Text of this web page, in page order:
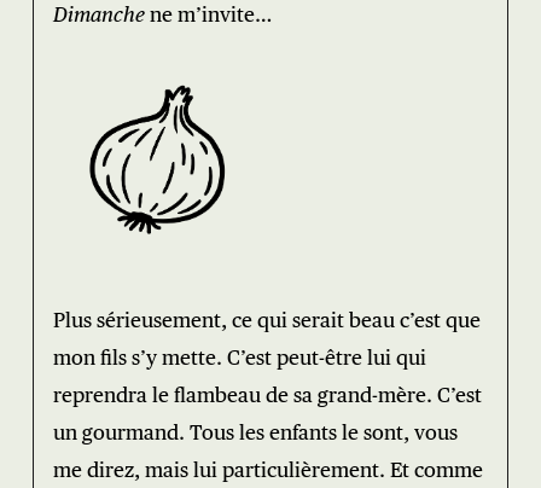
Dimanchene m’invite…
Plus sérieusement, ce qui serait beau c’est que
mon fils s’y mette. C’est peut-être lui qui
reprendra le flambeau de sa grand-mère. C’est
un gourmand. Tous les enfants le sont, vous
me direz, mais lui particulièrement. Et comme